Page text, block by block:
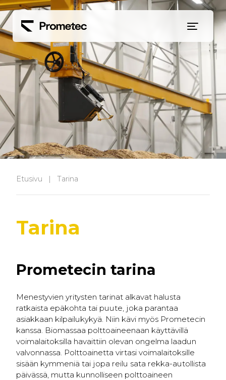
Etusivu | Tarina
Tarina
Prometecin tarina
Menestyvien yritysten tarinat alkavat halusta
ratkaista epäkohta tai puute, joka parantaa
asiakkaan kilpailukykyä. Niin kävi myös Prometecin
kanssa. Biomassaa polttoaineenaan käyttävillä
voimalaitoksilla havaittiin olevan ongelma laadun
valvonnassa. Polttoainetta virtasi voimalaitoksille
sisään kymmeniä tai jopa reilu sata rekka-autollista
päivässä, mutta kunnolliseen polttoaineen